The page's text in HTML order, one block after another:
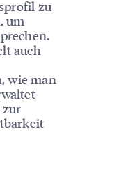
zu
um
auch
wie man
zur